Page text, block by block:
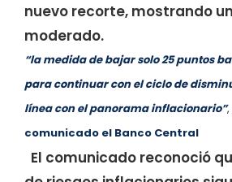
nuevo recorte, mostrando
moderado.
“la medida de bajar solo 25 puntos
para continuar con el ciclo de
línea con el panorama inflacionario”,
comunicado el Banco Central
El comunicado reconoció